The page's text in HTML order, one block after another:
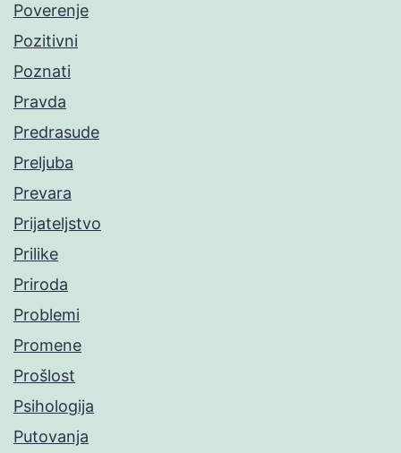
Poverenje
Pozitivni
Poznati
Pravda
Predrasude
Preljuba
Prevara
Prijateljstvo
Prilike
Priroda
Problemi
Promene
Prošlost
Psihologija
Putovanja